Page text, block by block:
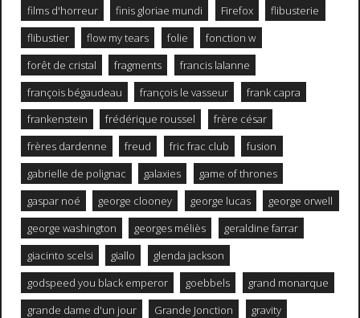
films d'horreur
finis gloriae mundi Firefox
flibusterie
flibustier
flow my tears folie
fonction w
forêt de cristal
fragments
francis lalanne
françois bégaudeau
françois le vasseur
frank capra
frankenstein
frédérique roussel
frère césar
frères dardenne
freud fric frac club
fusion
gabrielle de polignac
galaxies
game of thrones
gaspar noé
george clooney george lucas
george orwell
george washington
georges méliès
geraldine farrar
giacinto scelsi
giallo
glenda jackson
godspeed you black emperor
goebbels
grand monarque
grande dame d'un jour
Grande Jonction
gravity